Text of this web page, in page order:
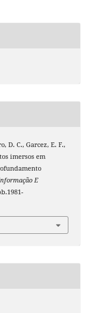
D. C., Garcez, E. F.,
imersos em
E